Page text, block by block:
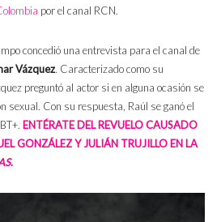
por el canal RCN.
concedió una entrevista para el canal de
Vázquez. Caracterizado como su
preguntó al actor si en alguna ocasión se
sexual. Con su respuesta, Raúl se ganó el
ENTÉRATE DEL REVUELO CAUSADO
GONZÁLEZ Y JULIÁN TRUJILLO EN LA
.